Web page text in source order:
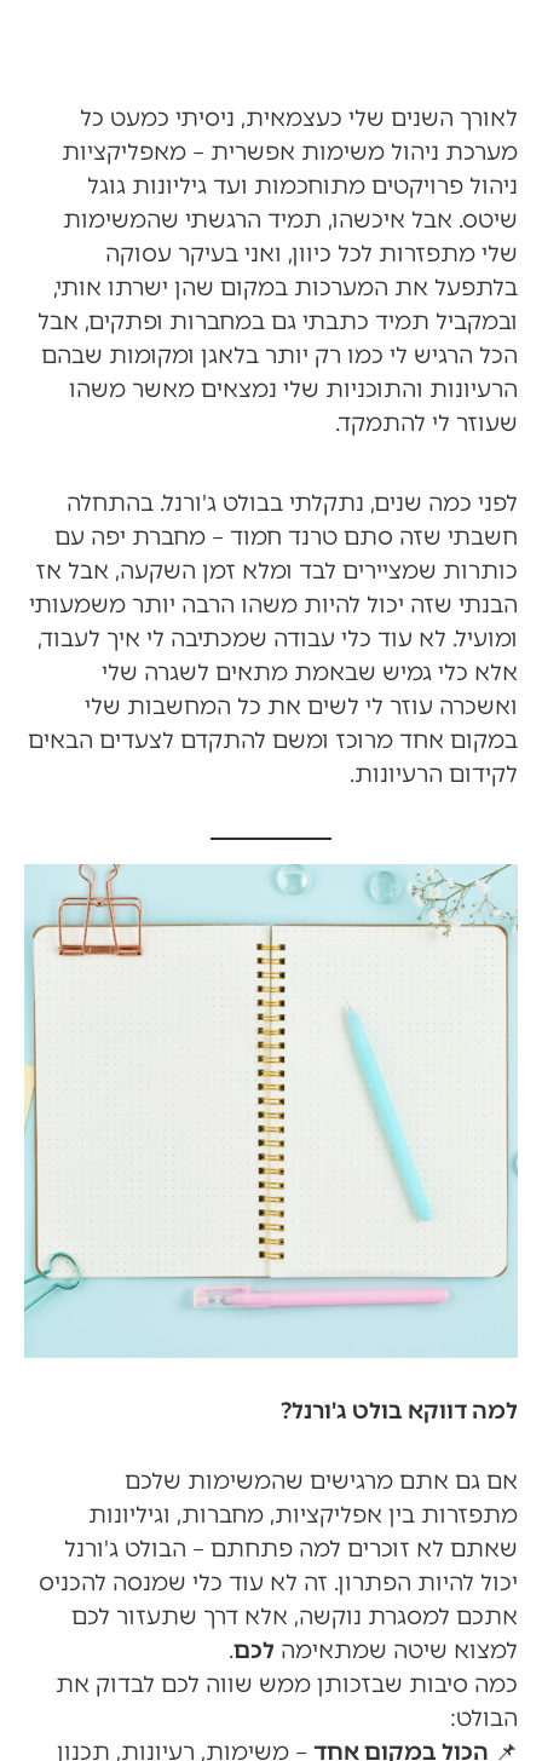
לאורך השנים שלי כעצמאית, ניסיתי כמעט כל
מערכת ניהול משימות אפשרית – מאפליקציות
ניהול פרויקטים מתוחכמות ועד גיליונות גוגל
שיטס. אבל איכשהו, תמיד הרגשתי שהמשימות
שלי מתפזרות לכל כיוון, ואני בעיקר עסוקה
בלתפעל את המערכות במקום שהן ישרתו אותי,
ובמקביל תמיד כתבתי גם במחברות ופתקים, אבל
הכל הרגיש לי כמו רק יותר בלאגן ומקומות שבהם
הרעיונות והתוכניות שלי נמצאים מאשר משהו
שעוזר לי להתמקד.
לפני כמה שנים, נתקלתי בבולט ג'ורנל. בהתחלה
חשבתי שזה סתם טרנד חמוד – מחברת יפה עם
כותרות שמציירים לבד ומלא זמן השקעה, אבל אז
הבנתי שזה יכול להיות משהו הרבה יותר משמעותי
ומועיל. לא עוד כלי עבודה שמכתיבה לי איך לעבוד,
אלא כלי גמיש שבאמת מתאים לשגרה שלי
ואשכרה עוזר לי לשים את כל המחשבות שלי
במקום אחד מרוכז ומשם להתקדם לצעדים הבאים
לקידום הרעיונות.
למה דווקא בולט ג'ורנל?
אם גם אתם מרגישים שהמשימות שלכם
מתפזרות בין אפליקציות, מחברות, וגיליונות
שאתם לא זוכרים למה פתחתם – הבולט ג'ורנל
יכול להיות הפתרון. זה לא עוד כלי שמנסה להכניס
אתכם למסגרת נוקשה, אלא דרך שתעזור לכם
למצוא שיטה שמתאימה לכם.
כמה סיבות שבזכותן ממש שווה לכם לבדוק את
הבולט:
📌 הכול במקום אחד – משימות, רעיונות, תכנון